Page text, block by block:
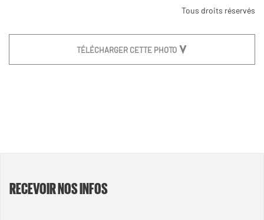
Tous droits réservés
TÉLÉCHARGER CETTE PHOTO
RECEVOIR NOS INFOS